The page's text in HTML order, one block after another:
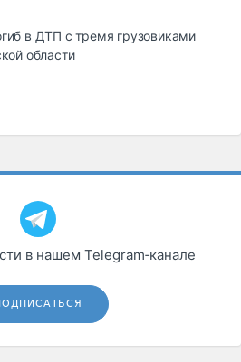
в ДТП с тремя грузовиками
области
в нашем Telegram‑канале